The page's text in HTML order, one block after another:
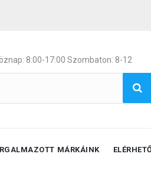
8:00-17:00 Szombaton: 8-12
MÁRKÁINK